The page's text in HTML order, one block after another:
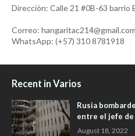
Dirección: Calle 21 #0B-63 barrio
Correo: hangaritac214@gmail.com
WhatsApp: (+57) 310 8781918
Recent in Varios
Rusia
entre el jefe de
August 18, 2022